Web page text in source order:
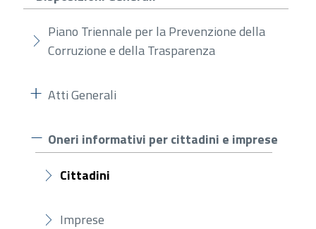
Piano Triennale per la Prevenzione della
Corruzione e della Trasparenza
Atti Generali
Oneri informativi per cittadini e imprese
Cittadini
Imprese